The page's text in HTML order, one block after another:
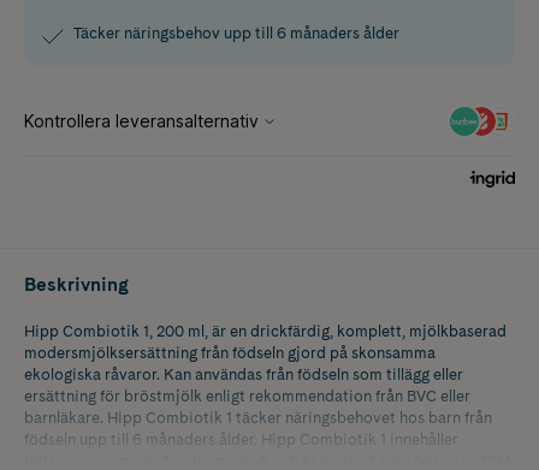
Täcker näringsbehov upp till 6 månaders ålder
Beskrivning
Hipp Combiotik 1, 200 ml, är en drickfärdig, komplett, mjölkbaserad
modersmjölksersättning från födseln gjord på skonsamma
ekologiska råvaror. Kan användas från födseln som tillägg eller
ersättning för bröstmjölk enligt rekommendation från BVC eller
barnläkare. Hipp Combiotik 1 täcker näringsbehovet hos barn från
födseln upp till 6 månaders ålder. Hipp Combiotik 1 innehåller